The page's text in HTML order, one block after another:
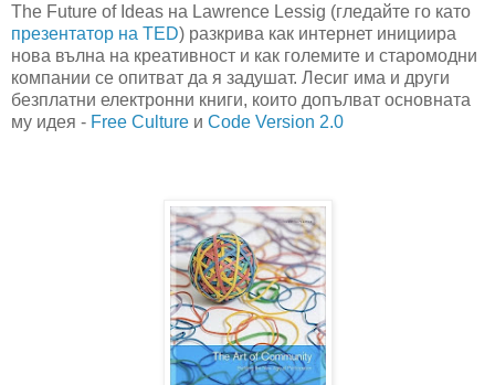
The Future of Ideas на Lawrence Lessig (гледайте го като
презентатор на TED) разкрива как интернет инициира
нова вълна на креативност и как големите и старомодни
компании се опитват да я задушат. Лесиг има и други
безплатни електронни книги, които допълват основната
му идея - Free Culture и Code Version 2.0